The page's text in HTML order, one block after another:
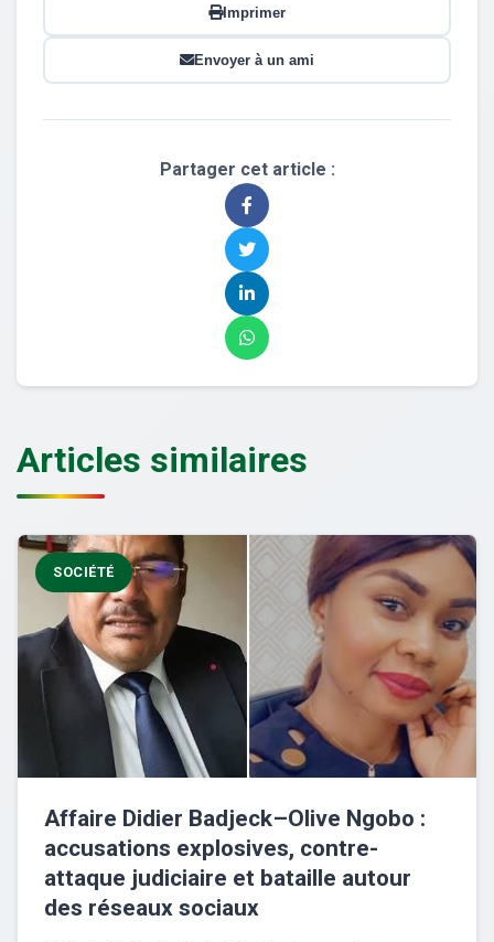
Imprimer
Envoyer à un ami
Partager cet article :
Articles similaires
SOCIÉTÉ
Affaire Didier Badjeck–Olive Ngobo :
accusations explosives, contre-
attaque judiciaire et bataille autour
des réseaux sociaux